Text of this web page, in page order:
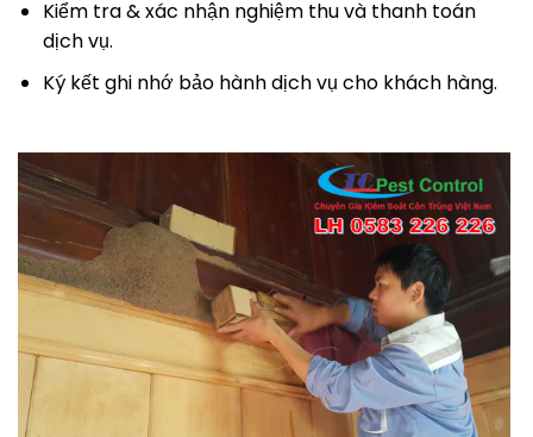
Kiểm tra & xác nhận nghiệm thu và thanh toán
dịch vụ.
Ký kết ghi nhớ bảo hành dịch vụ cho khách hàng.